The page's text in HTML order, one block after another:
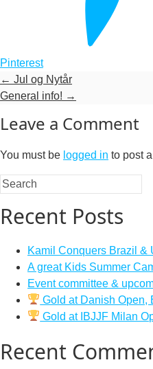
Pinterest
← Jul og Nytår
General info! →
Leave a Comment
You must be logged in to post
Recent Posts
Kamil Conquers Brazil &
A great Kids Summer
Event committee &
Gold at Danish Open,
Gold at IBJJF Milan
Recent